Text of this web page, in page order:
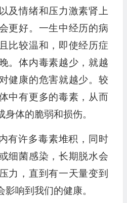
及情绪和压力激素肾上
更好。一生中经历的病
比较温和，即使经历症
。体内毒素越少，就越
健康的危害就越少。较
中有更多的毒素，从而
体的脆弱和损伤。
有许多毒素堆积，同时
细菌感染，长期脱水会
力，直到有一天量变到
响到我们的健康。